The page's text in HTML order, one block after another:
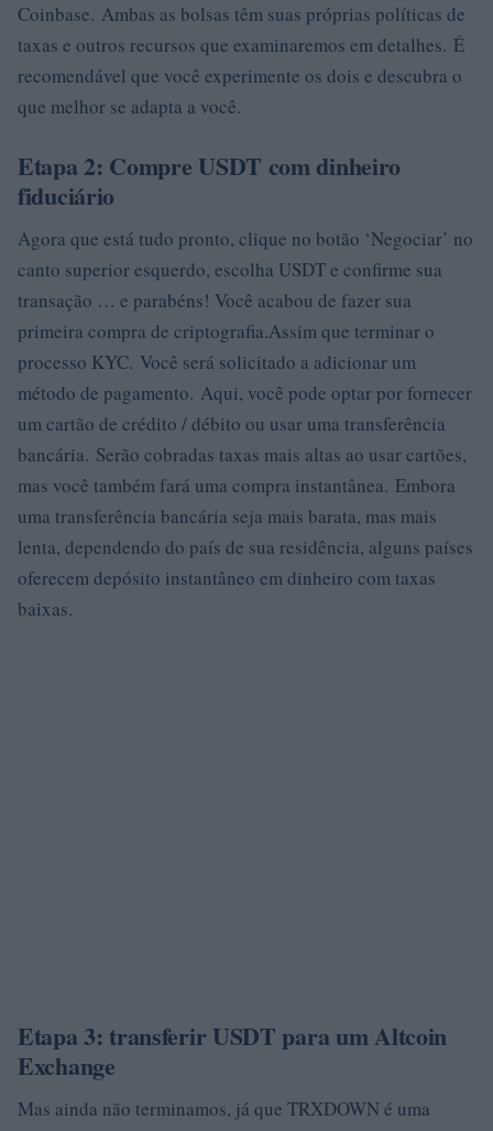
Coinbase. Ambas as bolsas têm suas próprias políticas de
taxas e outros recursos que examinaremos em detalhes. É
recomendável que você experimente os dois e descubra o
que melhor se adapta a você.
Etapa 2: Compre USDT com dinheiro
fiduciário
Agora que está tudo pronto, clique no botão ‘Negociar’ no
canto superior esquerdo, escolha USDT e confirme sua
transação … e parabéns! Você acabou de fazer sua
primeira compra de criptografia.Assim que terminar o
processo KYC. Você será solicitado a adicionar um
método de pagamento. Aqui, você pode optar por fornecer
um cartão de crédito / débito ou usar uma transferência
bancária. Serão cobradas taxas mais altas ao usar cartões,
mas você também fará uma compra instantânea. Embora
uma transferência bancária seja mais barata, mas mais
lenta, dependendo do país de sua residência, alguns países
oferecem depósito instantâneo em dinheiro com taxas
baixas.
Etapa 3: transferir USDT para um Altcoin
Exchange
Mas ainda não terminamos, já que TRXDOWN é uma